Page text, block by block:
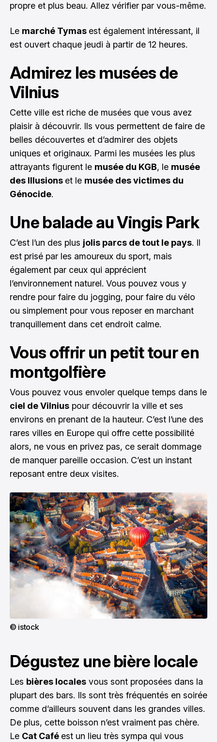
propre et plus beau. Allez vérifier par vous-même.
Le marché Tymas est également intéressant, il
est ouvert chaque jeudi à partir de 12 heures.
Admirez les musées de
Vilnius
Cette ville est riche de musées que vous avez
plaisir à découvrir. Ils vous permettent de faire de
belles découvertes et d’admirer des objets
uniques et originaux. Parmi les musées les plus
attrayants figurent le musée du KGB, le musée
des Illusions et le musée des victimes du
Génocide.
Une balade au Vingis Park
C’est l’un des plus jolis parcs de tout le pays. Il
est prisé par les amoureux du sport, mais
également par ceux qui apprécient
l’environnement naturel. Vous pouvez vous y
rendre pour faire du jogging, pour faire du vélo
ou simplement pour vous reposer en marchant
tranquillement dans cet endroit calme.
Vous offrir un petit tour en
montgolfière
Vous pouvez vous envoler quelque temps dans le
ciel de Vilnius pour découvrir la ville et ses
environs en prenant de la hauteur. C’est l’une des
rares villes en Europe qui offre cette possibilité
alors, ne vous en privez pas, ce serait dommage
de manquer pareille occasion. C’est un instant
reposant entre deux visites.
© istock
Dégustez une bière locale
Les bières locales vous sont proposées dans la
plupart des bars. Ils sont très fréquentés en soirée
comme d’ailleurs souvent dans les grandes villes.
De plus, cette boisson n’est vraiment pas chère.
Le Cat Café est un lieu très sympa qui vous